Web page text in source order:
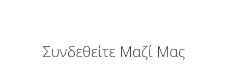
Συνδεθείτε Μαζί Μας